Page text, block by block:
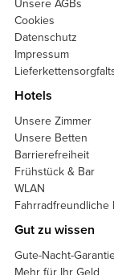
Unsere AGBs
Cookies
Datenschutz
Impressum
Hotels
Unsere Zimmer
Unsere Betten
Barrierefreiheit
Frühstück & Bar
WLAN
Fahrradfreundliche
Gut zu wissen
Gute-Nacht-
Mehr für Ihr Geld